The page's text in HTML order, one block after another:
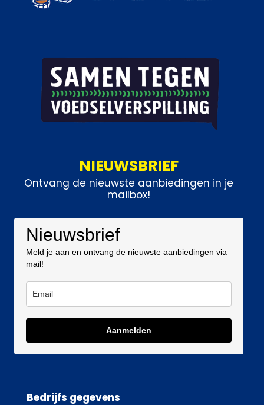
NIEUWSBRIEF
Ontvang de nieuwste aanbiedingen in je
mailbox!
Nieuwsbrief
Meld je aan en ontvang de nieuwste aanbiedingen via
mail!
Aanmelden
Bedrijfs gegevens